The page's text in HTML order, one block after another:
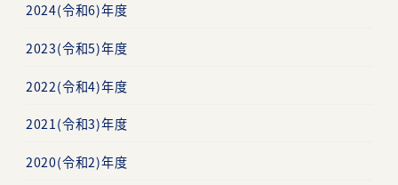
2024(令和6)年度
2023(令和5)年度
2022(令和4)年度
2021(令和3)年度
2020(令和2)年度